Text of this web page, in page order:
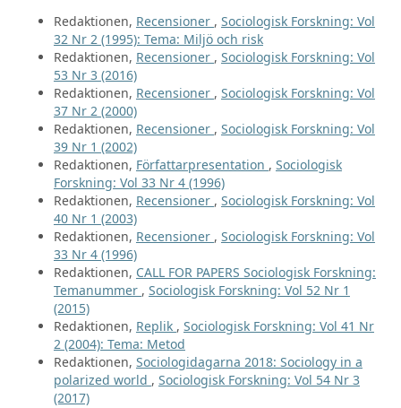
Redaktionen, Recensioner , Sociologisk Forskning: Vol
32 Nr 2 (1995): Tema: Miljö och risk
Redaktionen, Recensioner , Sociologisk Forskning: Vol
53 Nr 3 (2016)
Redaktionen, Recensioner , Sociologisk Forskning: Vol
37 Nr 2 (2000)
Redaktionen, Recensioner , Sociologisk Forskning: Vol
39 Nr 1 (2002)
Redaktionen, Författarpresentation , Sociologisk
Forskning: Vol 33 Nr 4 (1996)
Redaktionen, Recensioner , Sociologisk Forskning: Vol
40 Nr 1 (2003)
Redaktionen, Recensioner , Sociologisk Forskning: Vol
33 Nr 4 (1996)
Redaktionen, CALL FOR PAPERS Sociologisk Forskning:
Temanummer , Sociologisk Forskning: Vol 52 Nr 1
(2015)
Redaktionen, Replik , Sociologisk Forskning: Vol 41 Nr
2 (2004): Tema: Metod
Redaktionen, Sociologidagarna 2018: Sociology in a
polarized world , Sociologisk Forskning: Vol 54 Nr 3
(2017)